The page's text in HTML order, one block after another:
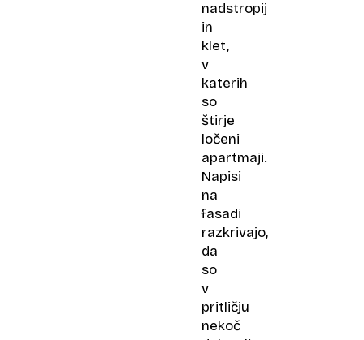
nadstropij
in
klet,
v
katerih
so
štirje
ločeni
apartmaji.
Napisi
na
fasadi
razkrivajo,
da
so
v
pritličju
nekoč